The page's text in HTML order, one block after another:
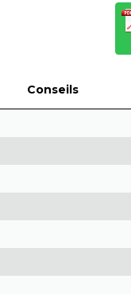
Conseils